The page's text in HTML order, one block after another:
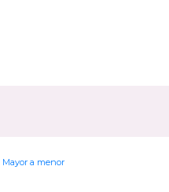
Mayor a menor